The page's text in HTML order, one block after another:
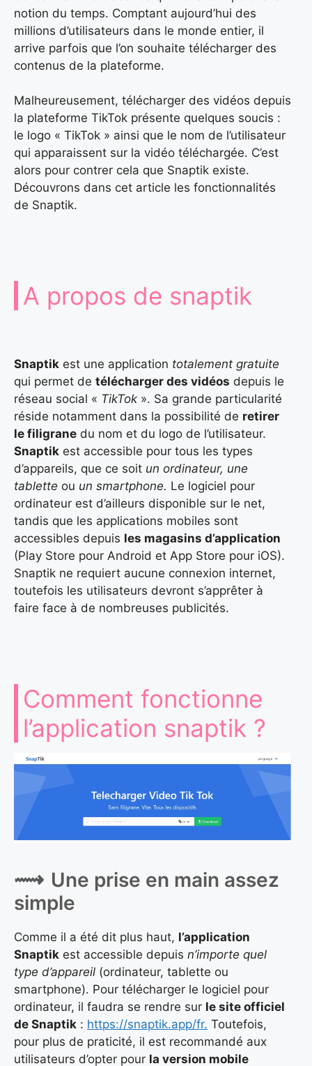
notion du temps. Comptant aujourd’hui des
millions d’utilisateurs dans le monde entier, il
arrive parfois que l’on souhaite télécharger des
contenus de la plateforme.
Malheureusement, télécharger des vidéos depuis
la plateforme TikTok présente quelques soucis :
le logo « TikTok » ainsi que le nom de l’utilisateur
qui apparaissent sur la vidéo téléchargée. C’est
alors pour contrer cela que Snaptik existe.
Découvrons dans cet article les fonctionnalités
de Snaptik.
A propos de snaptik
Snaptik est une application totalement gratuite
qui permet de télécharger des vidéos depuis le
réseau social « TikTok ». Sa grande particularité
réside notamment dans la possibilité de retirer
le filigrane du nom et du logo de l’utilisateur.
Snaptik est accessible pour tous les types
d’appareils, que ce soit un ordinateur, une
tablette ou un smartphone. Le logiciel pour
ordinateur est d’ailleurs disponible sur le net,
tandis que les applications mobiles sont
accessibles depuis les magasins d’application
(Play Store pour Android et App Store pour iOS).
Snaptik ne requiert aucune connexion internet,
toutefois les utilisateurs devront s’apprêter à
faire face à de nombreuses publicités.
Comment fonctionne
l’application snaptik ?
Une prise en main assez
simple
Comme il a été dit plus haut, l’application
Snaptik est accessible depuis n’importe quel
type d’appareil (ordinateur, tablette ou
smartphone). Pour télécharger le logiciel pour
ordinateur, il faudra se rendre sur le site officiel
de Snaptik : https://snaptik.app/fr. Toutefois,
pour plus de praticité, il est recommandé aux
utilisateurs d’opter pour la version mobile